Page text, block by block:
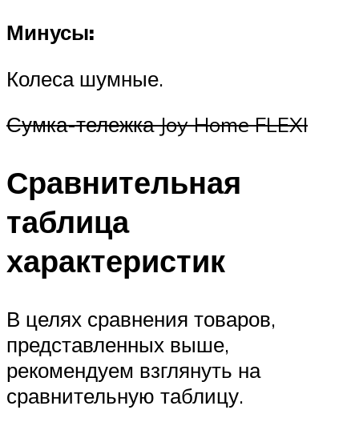
Минусы:
Колеса шумные.
Сумка-тележка Joy Home FLEXI
Сравнительная
таблица
характеристик
В целях сравнения товаров,
представленных выше,
рекомендуем взглянуть на
сравнительную таблицу.